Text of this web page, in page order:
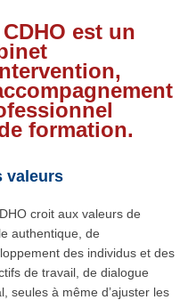
est un
formation.
valeurs
croit aux valeurs de
authentique, de
des individus et des
de travail, de dialogue
seules à même d’ajuster les